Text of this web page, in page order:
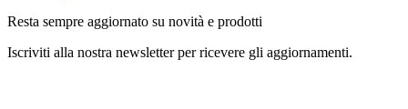
Resta sempre aggiornato su novità e prodotti
Iscriviti alla nostra newsletter per ricevere gli aggiornamenti.